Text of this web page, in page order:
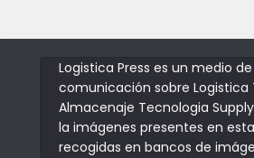
Logistica Press es un medio de
comunicación sobre Logistica
Almacenaje Tecnologia
la imágenes presentes en
recogidas en bancos de